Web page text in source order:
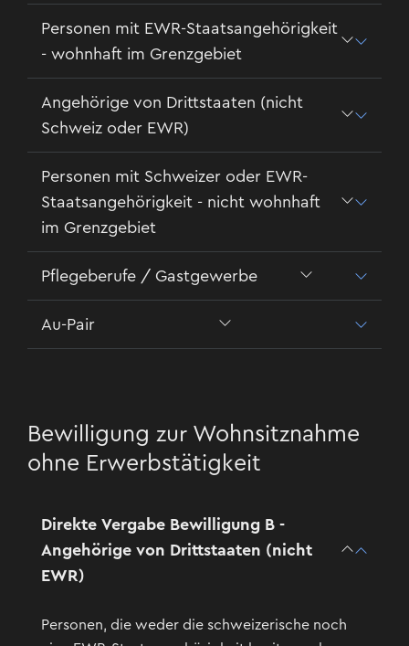
Personen mit EWR-Staatsangehörigkeit
- wohnhaft im Grenzgebiet
Angehörige von Drittstaaten (nicht
Schweiz oder EWR)
Personen mit Schweizer oder EWR-
Staatsangehörigkeit - nicht wohnhaft
im Grenzgebiet
Pflegeberufe / Gastgewerbe
Au-Pair
Bewilligung zur Wohnsitznahme
ohne Erwerbstätigkeit
Direkte Vergabe Bewilligung B -
Angehörige von Drittstaaten (nicht
EWR)
Personen, die weder die schweizerische noch